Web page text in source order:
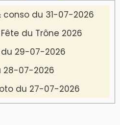
du 31-07-2026
du Trône 2026
29-07-2026
28-07-2026
du 27-07-2026